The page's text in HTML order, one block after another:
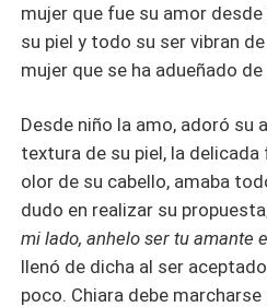
mujer que fue su amor
su piel y todo su ser vibran
mujer que se ha adueñado de
Desde niño la amo, adoró su
textura de su piel, la
olor de su cabello, amaba
dudo en realizar su
mi lado, anhelo ser tu amante
llenó de dicha al ser
poco. Chiara debe